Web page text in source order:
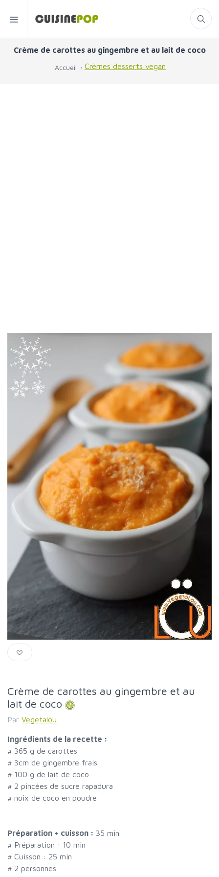
Crème de carottes au gingembre et au lait de coco
Accueil Crèmes desserts vegan
Crème de carottes au gingembre et au
lait de coco
Par Vegetalou
Ingrédients de la recette :
# 365 g de carottes
# 3cm de gingembre frais
# 100 g de lait de coco
# 2 pincées de sucre rapadura
# noix de coco en poudre
Préparation + cuisson : 35 min
# Préparation : 10 min
# Cuisson : 25 min
# 2 personnes